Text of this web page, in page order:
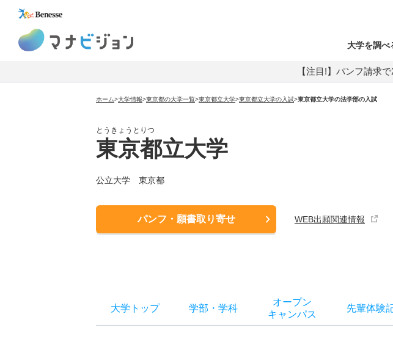
大学を調べ
【注目!】パンフ請求
ホーム>大学情報>東京都の大学一覧>東京都立大学>東京都立大学の入試>東京都立大学の法学部の入試
とうきょうとりつ
東京都立大学
公立大学 東京都
パンフ・願書取り寄せ WEB出願関連情報
大学トップ 学部 ・ 学科
オープン
キャンパス
先輩体験